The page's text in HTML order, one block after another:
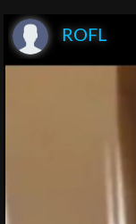
ROFL